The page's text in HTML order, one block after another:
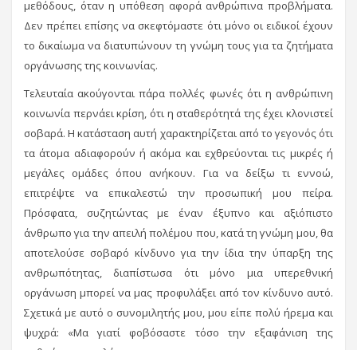
μεθόδους, όταν η υπόθεση αφορά ανθρώπινα προβλήματα.
Δεν πρέπει επίσης να σκεφτόμαστε ότι μόνο οι ειδικοί έχουν
το δικαίωμα να διατυπώνουν τη γνώμη τους για τα ζητήματα
οργάνωσης της κοινωνίας.
Τελευταία ακούγονται πάρα πολλές φωνές ότι η ανθρώπινη
κοινωνία περνάει κρίση, ότι η σταθερότητά της έχει κλονιστεί
σοβαρά. Η κατάσταση αυτή χαρακτηρίζεται από το γεγονός ότι
τα άτομα αδιαφορούν ή ακόμα και εχθρεύονται τις μικρές ή
μεγάλες ομάδες όπου ανήκουν. Για να δείξω τι εννοώ,
επιτρέψτε να επικαλεστώ την προσωπική μου πείρα.
Πρόσφατα, συζητώντας με έναν έξυπνο και αξιόπιστο
άνθρωπο για την απειλή πολέμου που, κατά τη γνώμη μου, θα
αποτελούσε σοβαρό κίνδυνο για την ίδια την ύπαρξη της
ανθρωπότητας, διαπίστωσα ότι μόνο μια υπερεθνική
οργάνωση μπορεί να μας προφυλάξει από τον κίνδυνο αυτό.
Σχετικά με αυτό ο συνομιλητής μου, μου είπε πολύ ήρεμα και
ψυχρά: «Μα γιατί φοβόσαστε τόσο την εξαφάνιση της